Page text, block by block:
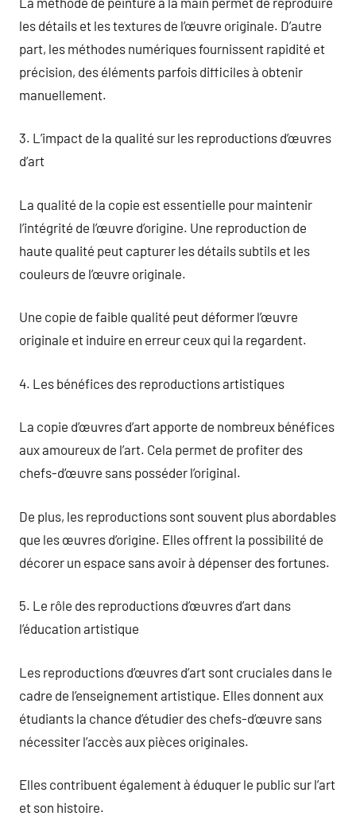
les détails et les textures de l’œuvre originale. D’autre
part, les méthodes numériques fournissent rapidité et
précision, des éléments parfois difficiles à obtenir
manuellement.
3. L’impact de la qualité sur les reproductions d’œuvres
d’art
La qualité de la copie est essentielle pour maintenir
l’intégrité de l’œuvre d’origine. Une reproduction de
haute qualité peut capturer les détails subtils et les
couleurs de l’œuvre originale.
Une copie de faible qualité peut déformer l’œuvre
originale et induire en erreur ceux qui la regardent.
4. Les bénéfices des reproductions artistiques
La copie d’œuvres d’art apporte de nombreux bénéfices
aux amoureux de l’art. Cela permet de profiter des
chefs-d’œuvre sans posséder l’original.
De plus, les reproductions sont souvent plus abordables
que les œuvres d’origine. Elles offrent la possibilité de
décorer un espace sans avoir à dépenser des fortunes.
5. Le rôle des reproductions d’œuvres d’art dans
l’éducation artistique
Les reproductions d’œuvres d’art sont cruciales dans le
cadre de l’enseignement artistique. Elles donnent aux
étudiants la chance d’étudier des chefs-d’œuvre sans
nécessiter l’accès aux pièces originales.
Elles contribuent également à éduquer le public sur l’art
et son histoire.